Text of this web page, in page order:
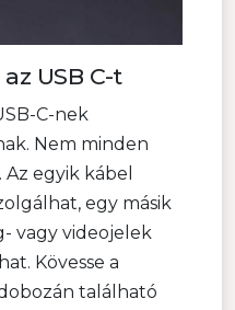
USB C-t
C-nek
Nem minden
egyik kábel
egy másik
vagy videojelek
Kövesse a
található